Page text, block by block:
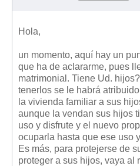
Hola,
un momento, aquí hay un
que ha de aclararme, pues
matrimonial. Tiene Ud.
tenerlos se le habrá
la vivienda familiar a sus
aunque la vendan sus hijos
uso y disfrute y el nuevo
ocuparla hasta que ese uso
Es más, para protejerse de
proteger a sus hijos, vaya al